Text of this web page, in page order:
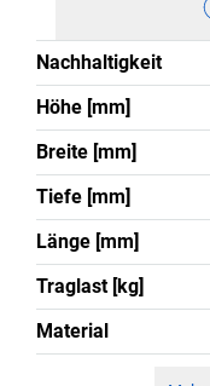
Nachhaltigkeit
Höhe [mm]
Breite [mm]
Tiefe [mm]
Länge [mm]
Traglast [kg]
Material